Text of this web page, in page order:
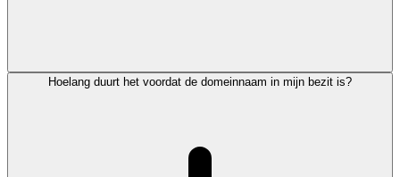
Hoelang duurt het voordat de domeinnaam in mijn bezit is?